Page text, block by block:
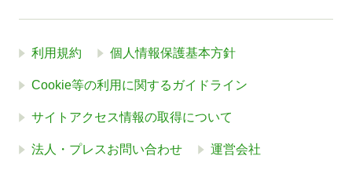
利用規約 個人情報保護基本方針
Cookie等の利用に関するガイドライン
サイトアクセス情報の取得について
法人・プレスお問い合わせ 運営会社